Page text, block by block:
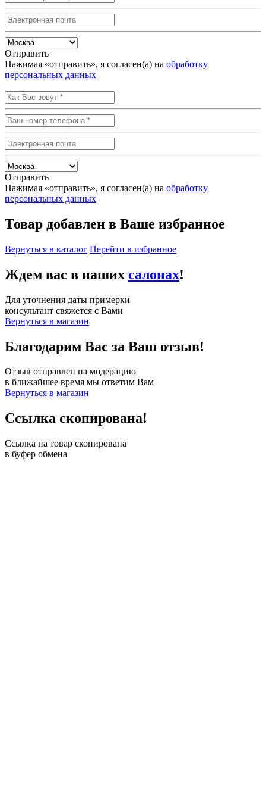
Отправить
Нажимая «отправить», я согласен(а) на обработку
персональных данных
Отправить
Нажимая «отправить», я согласен(а) на обработку
персональных данных
Товар добавлен в Ваше избранное
Вернуться в каталог Перейти в избранное
Ждем вас в наших салонах!
Для уточнения даты примерки
консультант свяжется с Вами
Вернуться в магазин
Благодарим Вас за Ваш отзыв!
Отзыв отправлен на модерацию
в ближайшее время мы ответим Вам
Вернуться в магазин
Ссылка скопирована!
Ссылка на товар скопирована
в буфер обмена